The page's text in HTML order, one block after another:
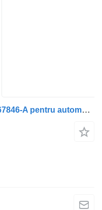
Deflector de aer Jaguar AX23-67846-A pentru automobil Jaguar XF250